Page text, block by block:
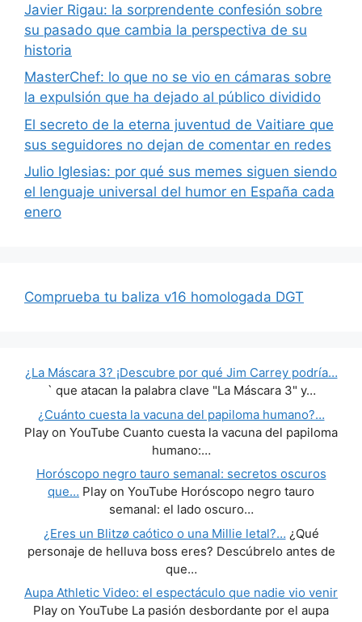
Javier Rigau: la sorprendente confesión sobre
su pasado que cambia la perspectiva de su
historia
MasterChef: lo que no se vio en cámaras sobre
la expulsión que ha dejado al público dividido
El secreto de la eterna juventud de Vaitiare que
sus seguidores no dejan de comentar en redes
Julio Iglesias: por qué sus memes siguen siendo
el lenguaje universal del humor en España cada
enero
Comprueba tu baliza v16 homologada DGT
¿La Máscara 3? ¡Descubre por qué Jim Carrey podría…
` que atacan la palabra clave "La Máscara 3" y…
¿Cuánto cuesta la vacuna del papiloma humano?…
Play on YouTube Cuanto cuesta la vacuna del papiloma
humano:…
Horóscopo negro tauro semanal: secretos oscuros
que… Play on YouTube Horóscopo negro tauro
semanal: el lado oscuro…
¿Eres un Blitzø caótico o una Millie letal?… ¿Qué
personaje de helluva boss eres? Descúbrelo antes de
que…
Aupa Athletic Video: el espectáculo que nadie vio venir
Play on YouTube La pasión desbordante por el aupa